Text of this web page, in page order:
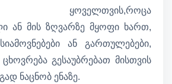
ყოველთვის,როცა
ან მის ზღვარზე მყოფი ხართ,
ან გართულებები,
გესაუბრებათ მისთვის
ნაცნობ ენაზე.